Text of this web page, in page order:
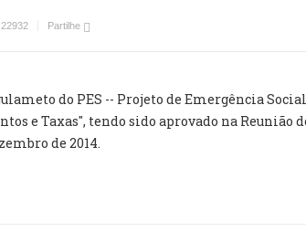
22932 Partilhe
do PES -- Projeto de Emergência
e Taxas", tendo sido aprovado na Reunião
de 2014.